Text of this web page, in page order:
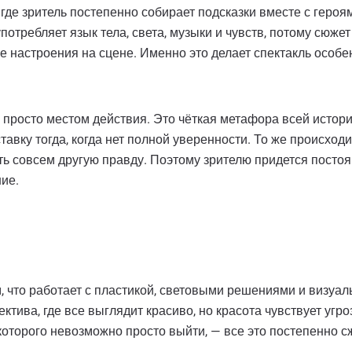
зритель постепенно собирает подсказки вместе с
язык тела, света, музыки и чувств, потому
на сцене. Именно это делает спектакль
местом действия. Это чёткая метафора всей
тогда, когда нет полной уверенности. То же
совсем другую правду. Поэтому зрителю придется
работает с пластикой, световыми решениями и
где все выглядит красиво, но красота чувствует
невозможно просто выйти, — все это